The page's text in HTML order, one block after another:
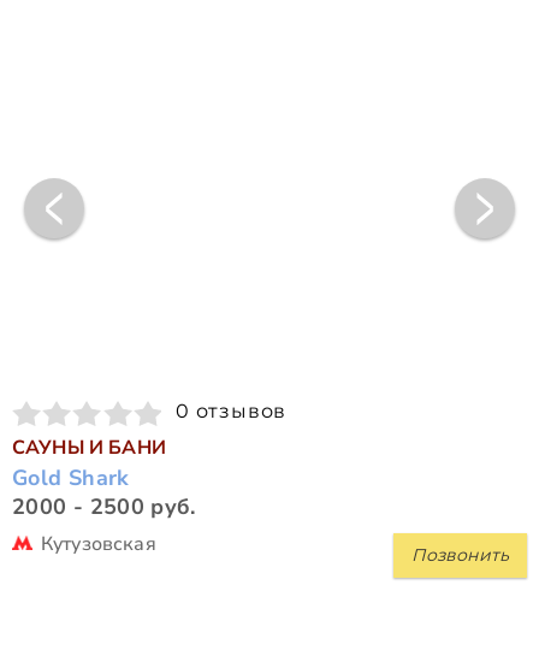
0 отзывов
САУНЫ И БАНИ
Gold Shark
2000 - 2500 руб.
Позвонить
Кутузовская